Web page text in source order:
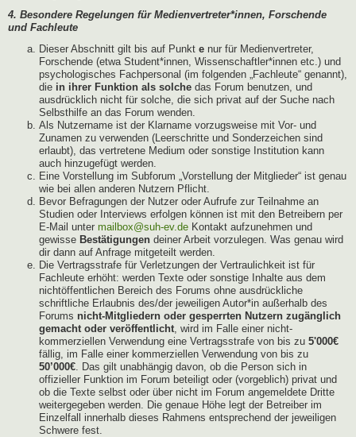
4. Besondere Regelungen für Medienvertreter*innen, Forschende
und Fachleute
Dieser Abschnitt gilt bis auf Punkt e nur für Medienvertreter,
Forschende (etwa Student*innen, Wissenschaftler*innen etc.) und
psychologisches Fachpersonal (im folgenden „Fachleute“ genannt),
die in ihrer Funktion als solche das Forum benutzen, und
ausdrücklich nicht für solche, die sich privat auf der Suche nach
Selbsthilfe an das Forum wenden.
Als Nutzername ist der Klarname vorzugsweise mit Vor- und
Zunamen zu verwenden (Leerschritte und Sonderzeichen sind
erlaubt), das vertretene Medium oder sonstige Institution kann
auch hinzugefügt werden.
Eine Vorstellung im Subforum „Vorstellung der Mitglieder“ ist genau
wie bei allen anderen Nutzern Pflicht.
Bevor Befragungen der Nutzer oder Aufrufe zur Teilnahme an
Studien oder Interviews erfolgen können ist mit den Betreibern per
E-Mail unter mailbox@suh-ev.de Kontakt aufzunehmen und
gewisse Bestätigungen deiner Arbeit vorzulegen. Was genau wird
dir dann auf Anfrage mitgeteilt werden.
Die Vertragsstrafe für Verletzungen der Vertraulichkeit ist für
Fachleute erhöht: werden Texte oder sonstige Inhalte aus dem
nichtöffentlichen Bereich des Forums ohne ausdrückliche
schriftliche Erlaubnis des/der jeweiligen Autor*in außerhalb des
Forums nicht-Mitgliedern oder gesperrten Nutzern zugänglich
gemacht oder veröffentlicht , wird im Falle einer nicht-
kommerziellen Verwendung eine Vertragsstrafe von bis zu 5'000€
fällig, im Falle einer kommerziellen Verwendung von bis zu
50’000€ . Das gilt unabhängig davon, ob die Person sich in
offizieller Funktion im Forum beteiligt oder (vorgeblich) privat und
ob die Texte selbst oder über nicht im Forum angemeldete Dritte
weitergegeben werden. Die genaue Höhe legt der Betreiber im
Einzelfall innerhalb dieses Rahmens entsprechend der jeweiligen
Schwere fest.